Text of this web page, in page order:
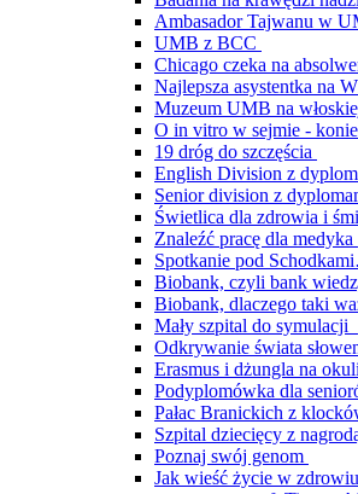
Ambasador Tajwanu w
UMB z BCC
Chicago czeka na
Najlepsza asystentka na
Muzeum UMB na
O in vitro w sejmie -
19 dróg do szczęścia
English Division z
Senior division z
Świetlica dla zdrowia i
Znaleźć pracę dla medyka
Spotkanie pod
Biobank, czyli bank
Biobank, dlaczego taki
Mały szpital do symulacji
Odkrywanie świata
Erasmus i dżungla na
Podyplomówka dla
Pałac Branickich z
Szpital dziecięcy z
Poznaj swój genom
Jak wieść życie w